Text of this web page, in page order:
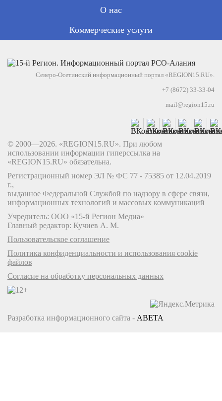
О нас
Коммерческие услуги
Северо-Осетинский информационный портал «REGION15.RU».
+7 (8672) 33-33-04
mail@region15.ru
© 2000—2026. «REGION15.RU». При любом
использовании информации гиперссылка на
«REGION15.RU» обязательна.
Регистрационный номер ЭЛ № ФС 77 - 75385 от 12.04.2019
г.,
выданное Федеральной Службой по надзору в сфере связи,
информационных технологий и массовых коммуникаций
Учредитель: ООО «15-й Регион Медиа»
Главный редактор: Кучиев А. М.
Пользовательское соглашение
Политика конфиденциальности и использования cookie
файлов
Согласие на обработку персональных данных
Разработка информационного сайта - ABETA